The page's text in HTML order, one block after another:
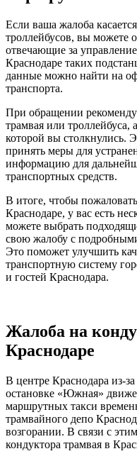
Если ваша жалоба
троллейбусов, вы можете
отвечающие за
Краснодаре таких
данные можно найти на
транспорта.
При обращении
трамвая или троллейбуса,
которой вы столкнулись.
принять меры для
информацию для
транспортных средств.
В итоге, чтобы
Краснодаре, у вас есть
можете выбрать
свою жалобу с
Это поможет улучшить
транспортную систему
и гостей Краснодара.
Жалоба на
Краснодаре
В центре Краснодара из-
остановке «Южная»
маршрутных такси
трамвайного депо
возгорании. В связи с
кондуктора трамвая в